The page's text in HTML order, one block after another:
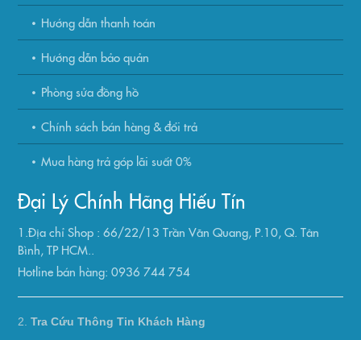
Hướng dẫn thanh toán
Hướng dẫn bảo quản
Phòng sửa đồng hồ
Chính sách bán hàng & đổi trả
Mua hàng trả góp lãi suất 0%
Đại Lý Chính Hãng Hiếu Tín
1.Địa chỉ Shop : 66/22/13 Trần Văn Quang, P.10, Q. Tân
Bình, TP HCM..
Hotline bán hàng: 0936 744 754
2.Tra Cứu Thông Tin Khách Hàng